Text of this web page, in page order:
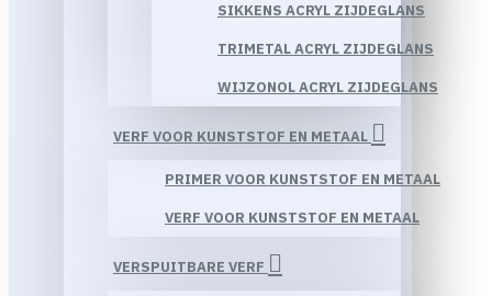
SIKKENS ACRYL ZIJDEGLANS
TRIMETAL ACRYL ZIJDEGLANS
WIJZONOL ACRYL ZIJDEGLANS
VERF VOOR KUNSTSTOF EN METAAL
PRIMER VOOR KUNSTSTOF EN METAAL
VERF VOOR KUNSTSTOF EN METAAL
VERSPUITBARE VERF